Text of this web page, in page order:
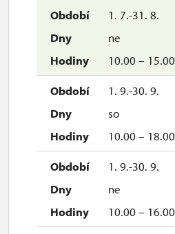
1. 7.-31. 8.
ne
10.00 – 15.00
1. 9.-30. 9.
so
10.00 – 18.00
1. 9.-30. 9.
ne
10.00 – 16.00